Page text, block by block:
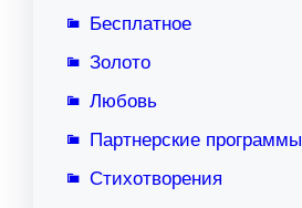
Бесплатное
Золото
Любовь
Партнерские программы
Стихотворения